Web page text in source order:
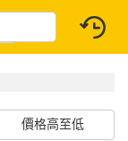
價格高至低